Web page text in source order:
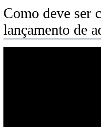
Como deve ser
lançamento de